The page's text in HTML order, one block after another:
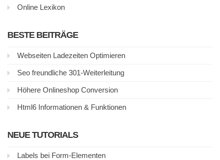
Online Lexikon
BESTE BEITRÄGE
Webseiten Ladezeiten Optimieren
Seo freundliche 301-Weiterleitung
Höhere Onlineshop Conversion
Html6 Informationen & Funktionen
NEUE TUTORIALS
Labels bei Form-Elementen